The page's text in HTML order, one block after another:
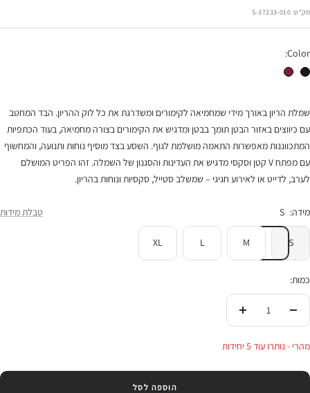
בהנחה
מק"ט: 37233-010-S
Color:
שמלת הריון סולי שחורשמלת הריון סולי בורגונדי
שמלת הריון באורך מידי שמחמיאה לקימורים ומשדרגת את כל לוק ההריון. הבד המחטב
עם כיווצים באזור הבטן תומך בבטן ומדגיש את הקימורים בצורה מחמיאה, בעוד הכתפיות
המתכווננות מאפשרות התאמה מושלמת לגוף. השסע בצד מוסיף נוחות ותנועה, והמחשוף
עם מפתח V קטן וסקסי מדגיש את העדינות והסגנון של השמלה. זהו הפריט המושלם
לערב, לדייט או לאירוע חגיגי – שמשלב סטייל, סקסיות ונוחות בהריון.
מידה: S טבלת מידות
S
M
L
XL
כמות:
העלי
מהרי - נותרו עוד 5 יחידות
הוספה לסל